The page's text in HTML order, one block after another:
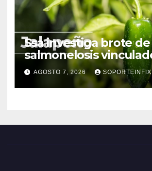
Ssa investiga brote de
salmonelosis
chiles jalapeños de
León y Sinaloa
AGOSTO 7, 2026 SOPORTEINFIX